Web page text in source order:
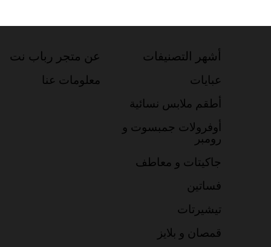
أشهر التصنيفات
عبايات
أطقم ملابس نسائية
أوفرولات جمبسوت و
رومبر
جاكيتات و معاطف
فساتين
تيشيرتات
قمصان و بلايز
عن متجر رباب نت
معلومات عنا